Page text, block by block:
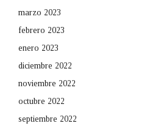
marzo 2023
febrero 2023
enero 2023
diciembre 2022
noviembre 2022
octubre 2022
septiembre 2022